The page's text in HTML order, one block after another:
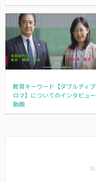
教育キーワード【ダブルディプ
ロマ】についてのインタビュー
動画